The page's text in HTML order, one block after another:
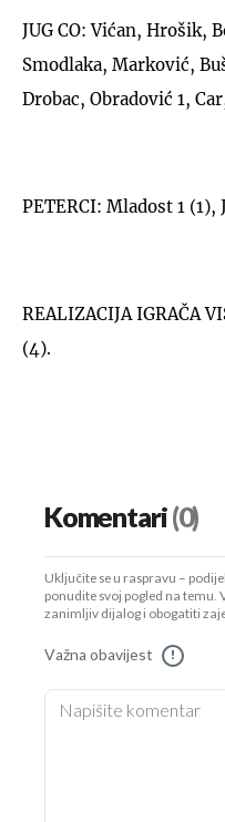
JUG CO: Vićan, Hrošik,
Smodlaka, Marković,
Drobac, Obradović 1,
PETERCI: Mladost 1 (1),
REALIZACIJA IGRAČA
(4).
Komentari(0)
Uključite se u raspravu –
ponudite svoj pogled na
zanimljiv dijalog i obogatiti
Važna obavijest !